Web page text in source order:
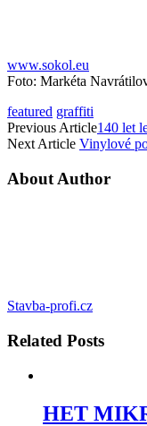
www.sokol.eu
Foto: Markéta
featured graffiti
Previous Article140 let
Next Article Vinylové
About Author
Stavba-profi.cz
Related Posts
HET